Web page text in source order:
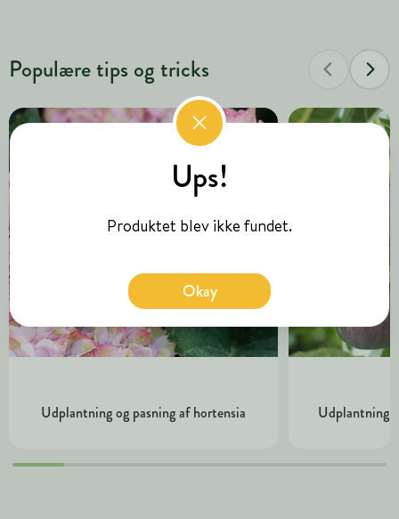
Populære tips og tricks
Udplantning og pasning af hortensia Udplantning
Ups!
Produktet blev ikke fundet.
Okay